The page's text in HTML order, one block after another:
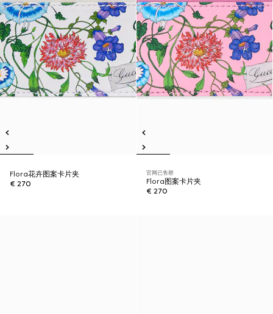
Flora花卉图案卡片夹
€ 270
官网已售罄
Flora图案卡片夹
€ 270